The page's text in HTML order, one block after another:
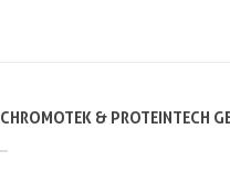
CHROMOTEK & PROTEINTECH